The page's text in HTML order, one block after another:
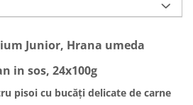
Junior, Hrana umeda
in sos, 24x100g
pisoi cu bucăți delicate de carne